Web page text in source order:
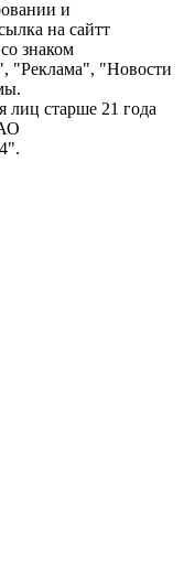
и
на сайтт
знаком
"Реклама", "Новости
лиц старше 21 года